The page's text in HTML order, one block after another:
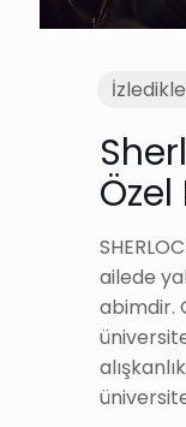
ailede
abimdir.